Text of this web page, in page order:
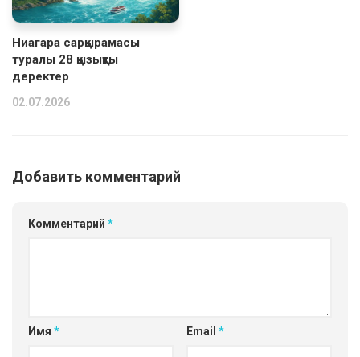
Ниагара сарқырамасы
туралы 28 қызықты
деректер
02.07.2026
Добавить комментарий
Комментарий *
Имя * Email *